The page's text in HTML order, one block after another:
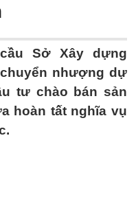
Sở Xây dựng
nhượng dự
tư chào bán sản
hoàn tất nghĩa vụ